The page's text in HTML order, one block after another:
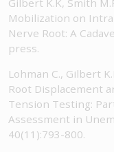
Mobilization on
Nerve Root: A
press.
Lohman C., Gilbert
Root Displacement
Tension Testing:
Assessment in
40(11):793-800.